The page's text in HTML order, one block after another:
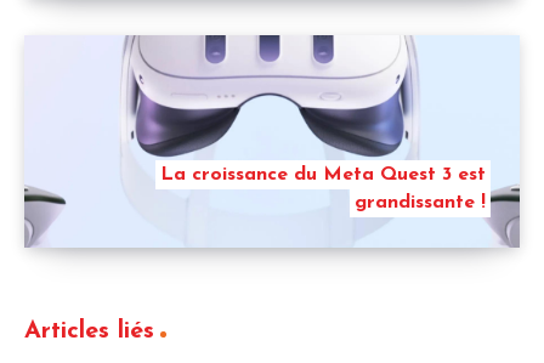
La croissance du Meta Quest 3 est
grandissante !
Articles liés